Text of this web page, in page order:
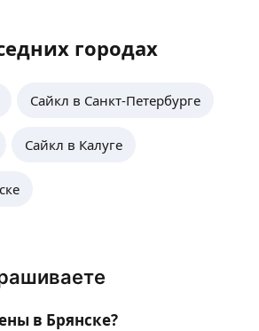
городах
Сайкл в Санкт-Петербурге
Сайкл в Калуге
в Брянске?